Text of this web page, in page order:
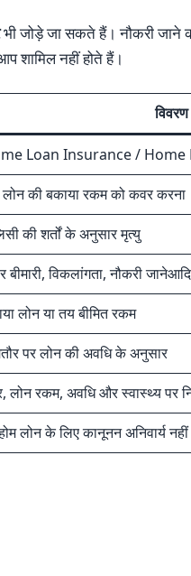
भी जोड़े जा सकते हैं। नौकरी जाने
शामिल नहीं होते हैं।
विवरण
Loan Insurance /
लोन की बकाया रकम को कवर करना
की शर्तों के अनुसार मृत्यु
बीमारी, विकलांगता, नौकरी जानेआदि
लोन या तय बीमित रकम
पर लोन की अवधि के अनुसार
लोन रकम, अवधि और स्वास्थ्य पर
लोन के लिए कानूनन अनिवार्य नहीं